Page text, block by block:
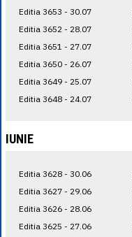
Editia 3653 - 30.07
Editia 3652 - 28.07
Editia 3651 - 27.07
Editia 3650 - 26.07
Editia 3649 - 25.07
Editia 3648 - 24.07
IUNIE
Editia 3628 - 30.06
Editia 3627 - 29.06
Editia 3626 - 28.06
Editia 3625 - 27.06